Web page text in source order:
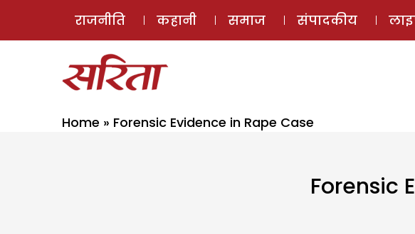
राजनीति कहानी समाज संपादकीय
Home » Forensic Evidence in Rape Case
Forensic